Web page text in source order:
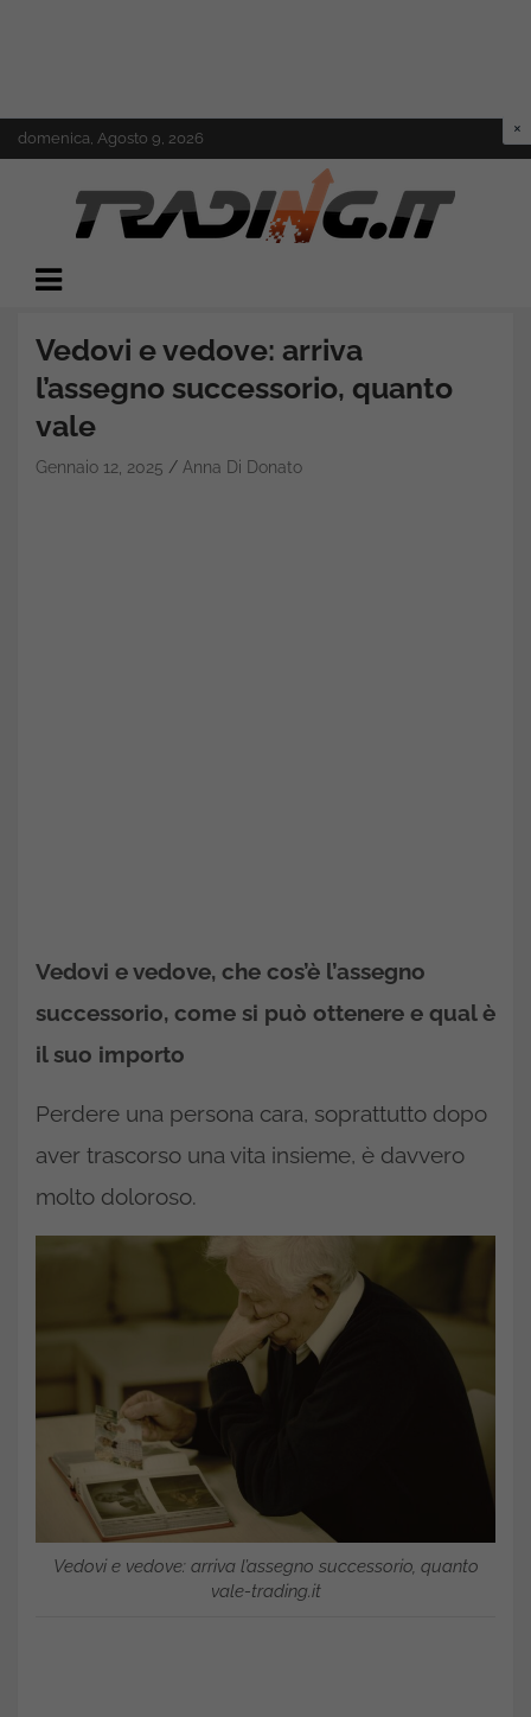
Skip
to
domenica, Agosto 9, 2026
Trading.it
Vedovi e vedove: arriva
l’assegno successorio, quanto
vale
Gennaio 12, 2025 Anna Di Donato
Vedovi e vedove, che cos’è l’assegno
successorio, come si può ottenere e qual è
il suo importo
Perdere una persona cara, soprattutto dopo
aver trascorso una vita insieme, è davvero
molto doloroso.
Vedovi e vedove: arriva l’assegno successorio, quanto
vale-trading.it